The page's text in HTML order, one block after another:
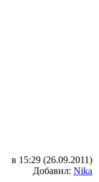
в 15:29 (26.09.2011)
Добавил: Nika